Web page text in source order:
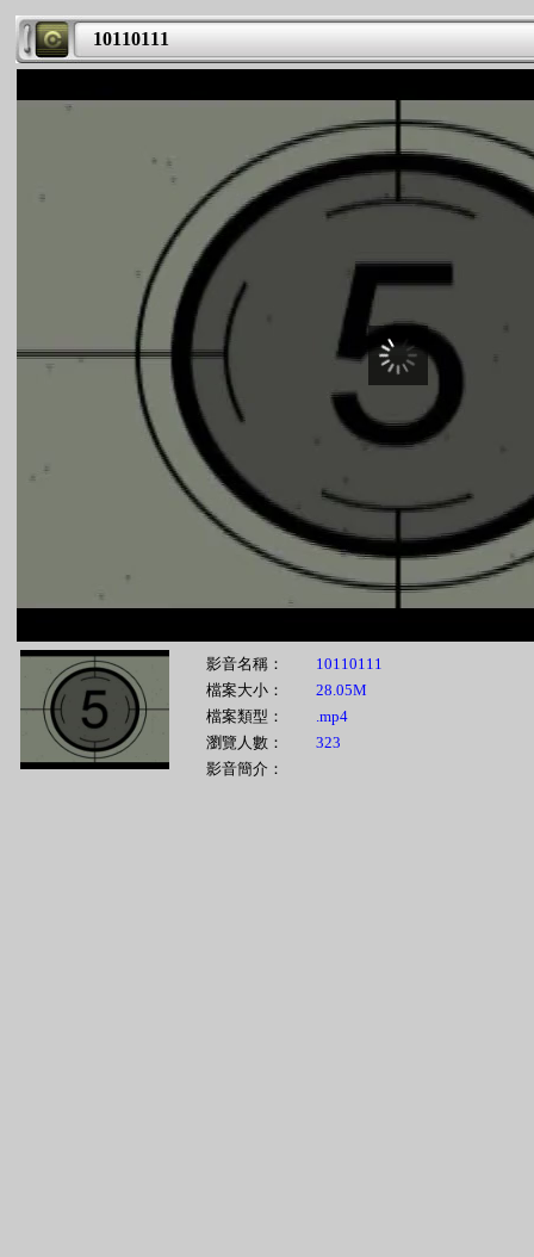
10110111
影音名稱：
10110111
檔案大小：
28.05M
檔案類型：
.mp4
瀏覽人數：
323
影音簡介：